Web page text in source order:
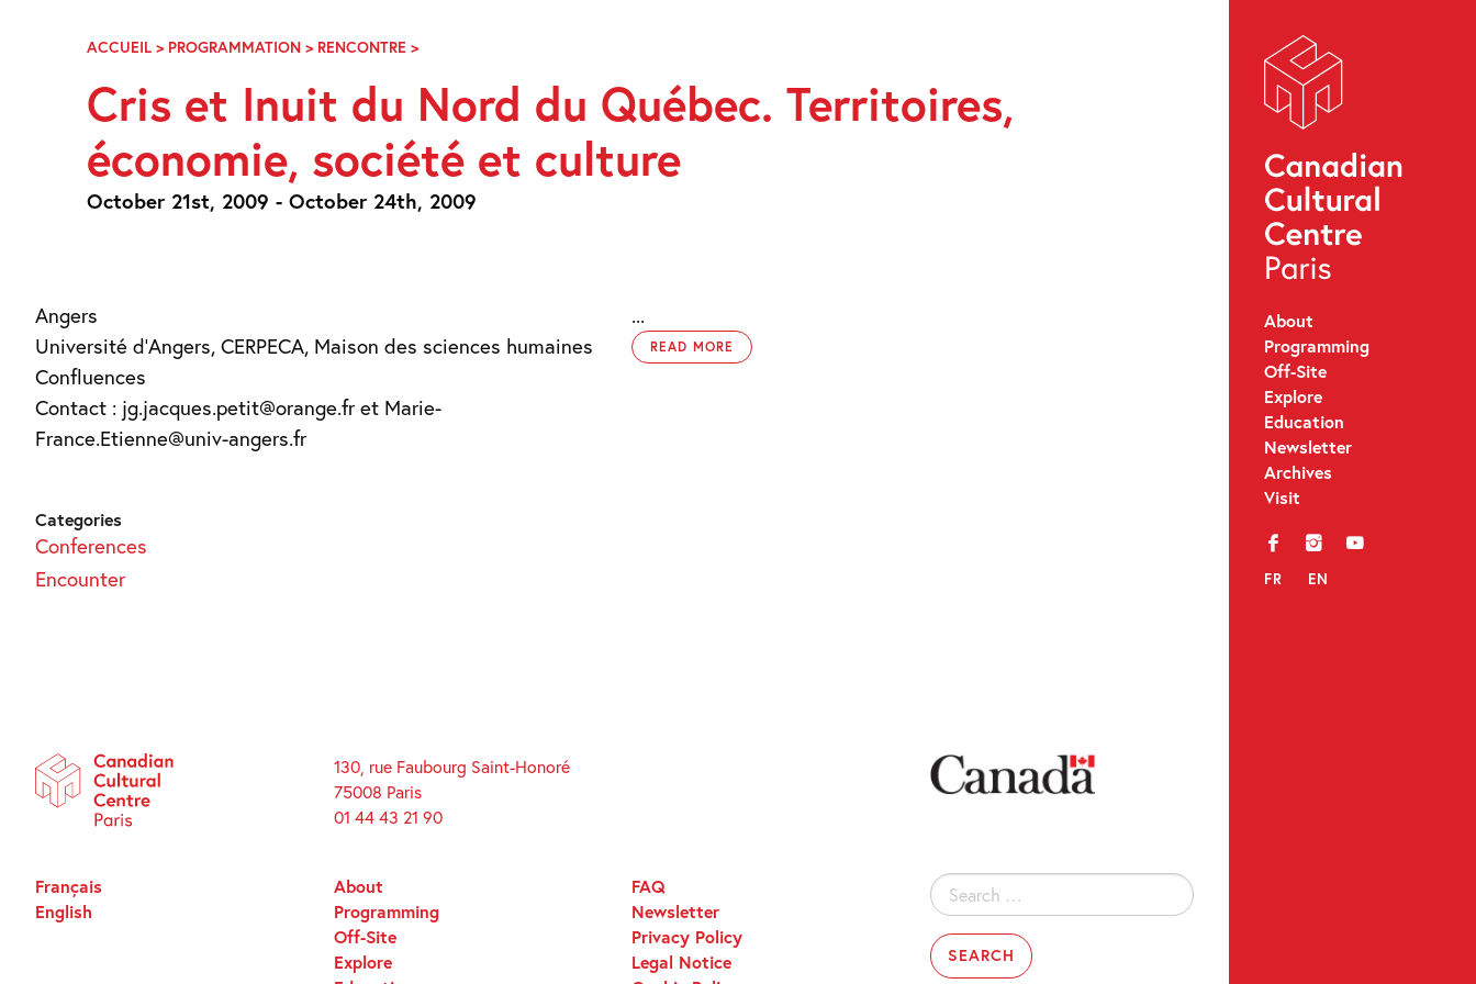
Navigation
About
Programming
Off-Site
Explore
Education
Newsletter
Archives
Visit
f i y
FR EN
ACCUEIL > PROGRAMMATION > RENCONTRE >CRIS
INUIT
DU
NORD
DU
TERRITOIRES,
Cris et Inuit du Nord du Québec. Territoires,
économie, société et culture
October 21st, 2009 - October 24th, 2009
Angers
Université d’Angers, CERPECA, Maison des sciences humaines
Confluences
Contact : jg.jacques.petit@orange.fr et Marie-
France.Etienne@univ-angers.fr
...
READ MORE
Categories
Conferences
Encounter
130, rue Faubourg Saint-Honoré
75008 Paris
01 44 43 21 90
Search
for:
About
Programming
Off-Site
Explore
FAQ
Newsletter
Privacy Policy
Legal Notice
Français
English